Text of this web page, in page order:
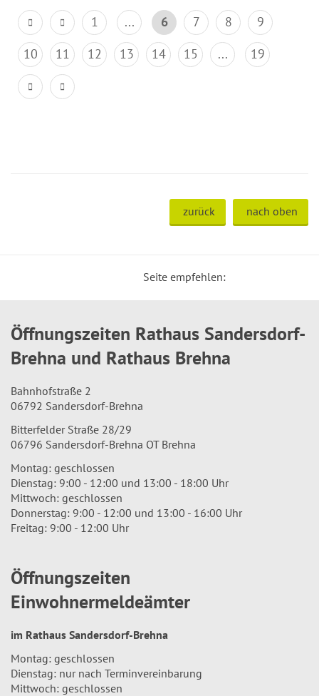
1 ... 6 7 8
9
10
11 12 13 14 15 ... 19
zurück nach oben
Seite empfehlen:
Öffnungszeiten Rathaus Sandersdorf-
Brehna und Rathaus Brehna
Bahnhofstraße 2
06792 Sandersdorf-Brehna
Bitterfelder Straße 28/29
06796 Sandersdorf-Brehna OT Brehna
Montag: geschlossen
Dienstag: 9:00 - 12:00 und 13:00 - 18:00 Uhr
Mittwoch: geschlossen
Donnerstag: 9:00 - 12:00 und 13:00 - 16:00 Uhr
Freitag: 9:00 - 12:00 Uhr
Öffnungszeiten
Einwohnermeldeämter
im Rathaus Sandersdorf-Brehna
Montag: geschlossen
Dienstag: nur nach Terminvereinbarung
Mittwoch: geschlossen